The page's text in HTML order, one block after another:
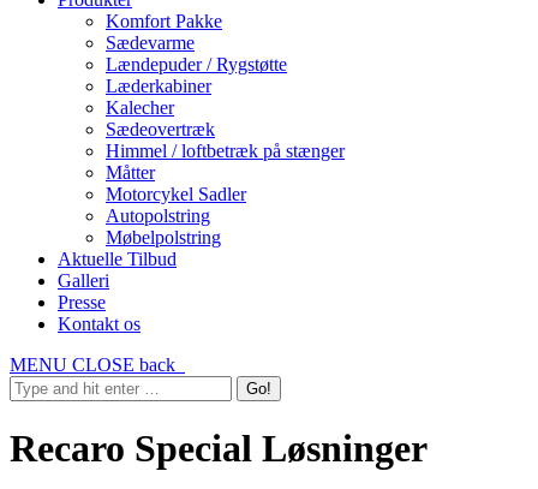
Komfort Pakke
Sædevarme
Lændepuder / Rygstøtte
Læderkabiner
Kalecher
Sædeovertræk
Himmel / loftbetræk på stænger
Måtter
Motorcykel Sadler
Autopolstring
Møbelpolstring
Aktuelle Tilbud
Galleri
Presse
Kontakt os
MENU CLOSE back
Recaro Special Løsninger